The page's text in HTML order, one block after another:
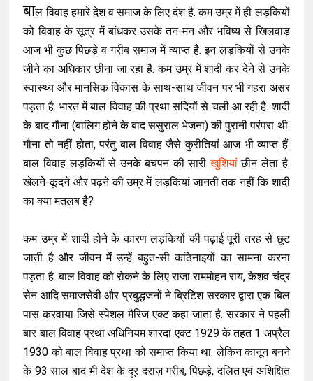
बाल विवाह हमारे देश व समाज के लिए दंश है. कम उम्र में ही लड़कियों
को विवाह के सूत्र में बांधकर उसके तन-मन और भविष्य से खिलवाड़
आज भी कुछ पिछड़े व गरीब समाज में व्याप्त है. इन लड़कियों से उनके
जीने का अधिकार छीना जा रहा है. कम उम्र में शादी कर देने से उनके
स्वास्थ्य और मानसिक विकास के साथ-साथ जीवन पर भी गहरा असर
पड़ता है. भारत में बाल विवाह की प्रथा सदियों से चली आ रही है. शादी
के बाद गौना (बालिग होने के बाद ससुराल भेजना) की पुरानी परंपरा थी.
गौना तो नहीं होता, परंतु बाल विवाह जैसे कुरीतियां आज भी व्याप्त हैं.
बाल विवाह लड़कियों से उनके बचपन की सारीखुशियांछीन लेता है.
खेलने-कूदने और पढ़ने की उम्र में लड़कियां जानती तक नहीं कि शादी
का क्या मतलब है?
कम उम्र में शादी होने के कारण लड़कियों की पढ़ाई पूरी तरह से छूट
जाती है और जीवन में उन्हें बहुत-सी कठिनाइयों का सामना करना
पड़ता है. बाल विवाह को रोकने के लिए राजा राममोहन राय, केशव चंद्र
सेन आदि समाजसेवी और प्रबुद्धजनों ने ब्रिटिश सरकार द्वारा एक बिल
पास करवाया जिसे स्पेशल मैरिज एक्ट कहा जाता है. सरकार ने पहली
बार बाल विवाह प्रथा अधिनियम शारदा एक्ट 1929 के तहत 1 अप्रैल
1930 को बाल विवाह प्रथा को समाप्त किया था. लेकिन कानून बनने
के 93 साल बाद भी देश के दूर दराज़ गरीब, पिछड़े, दलित एवं अशिक्षित